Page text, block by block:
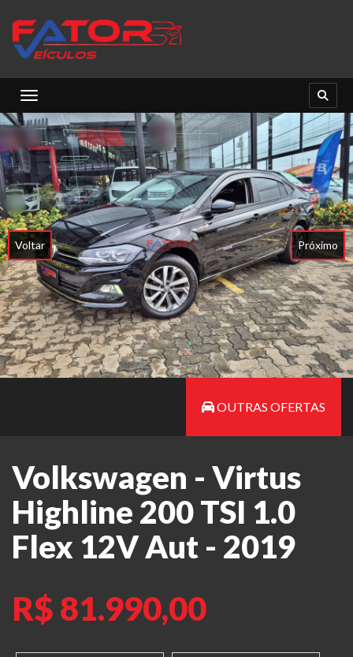
Toggle navigation
Voltar Próximo
OUTRAS OFERTAS
Volkswagen - Virtus
Highline 200 TSI 1.0
Flex 12V Aut - 2019
R$ 81.990,00